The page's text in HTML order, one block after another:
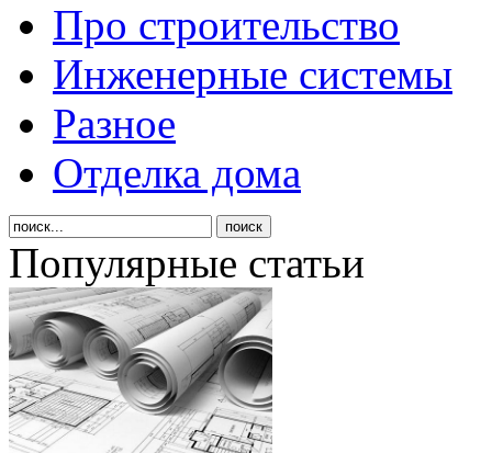
Про строительство
Инженерные системы
Разное
Отделка дома
Популярные статьи